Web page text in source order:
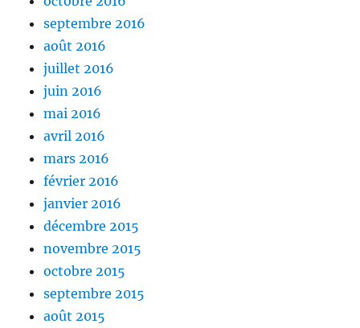
septembre 2016
août 2016
juillet 2016
juin 2016
mai 2016
avril 2016
mars 2016
février 2016
janvier 2016
décembre 2015
novembre 2015
octobre 2015
septembre 2015
août 2015